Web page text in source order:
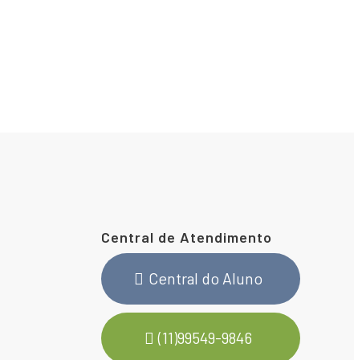
Central de Atendimento
Central do Aluno
(11)99549-9846